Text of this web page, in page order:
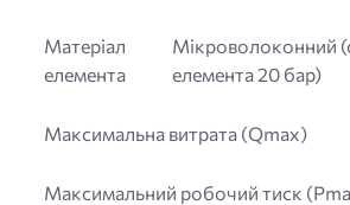
Матеріал
елемента
Мікроволоконний
елемента 20 бар)
Максимальна витрата (Qmax)
Максимальний робочий тиск